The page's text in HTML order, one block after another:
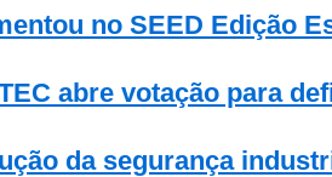
no SEED Edição
abre votação para
da segurança